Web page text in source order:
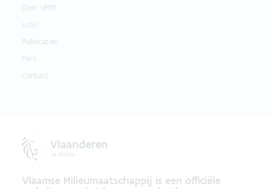
Over VMM
Jobs
Publicaties
Pers
Contact
Vlaamse Milieumaatschappij is een officiële